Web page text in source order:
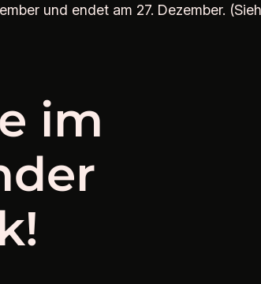
und endet am 27. Dezember.
im